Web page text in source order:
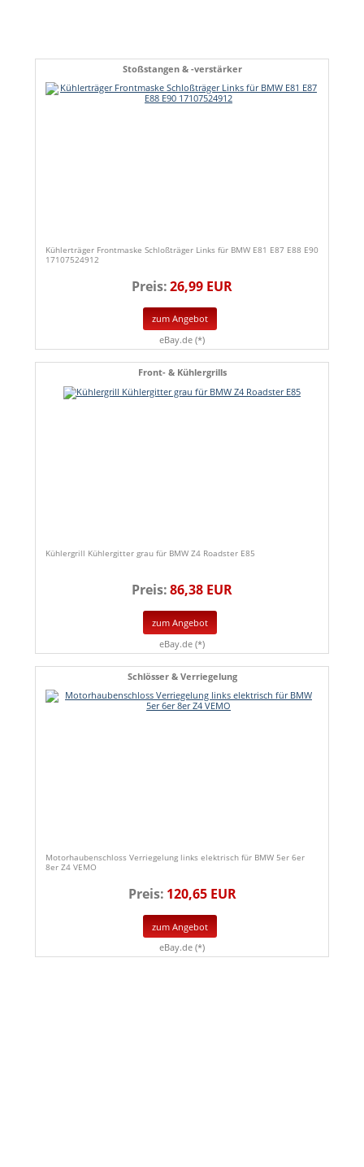
Stoßstangen & -verstärker
Kühlerträger Frontmaske Schloßträger Links für BMW E81 E87 E88 E90
17107524912
Preis:26,99 EUR
zum Angebot
eBay.de (*)
Front- & Kühlergrills
Kühlergrill Kühlergitter grau für BMW Z4 Roadster E85
Preis:86,38 EUR
zum Angebot
eBay.de (*)
Schlösser & Verriegelung
Motorhaubenschloss Verriegelung links elektrisch für BMW 5er 6er
8er Z4 VEMO
Preis: 120,65 EUR
zum Angebot
eBay.de (*)